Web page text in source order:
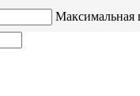
Максимальная